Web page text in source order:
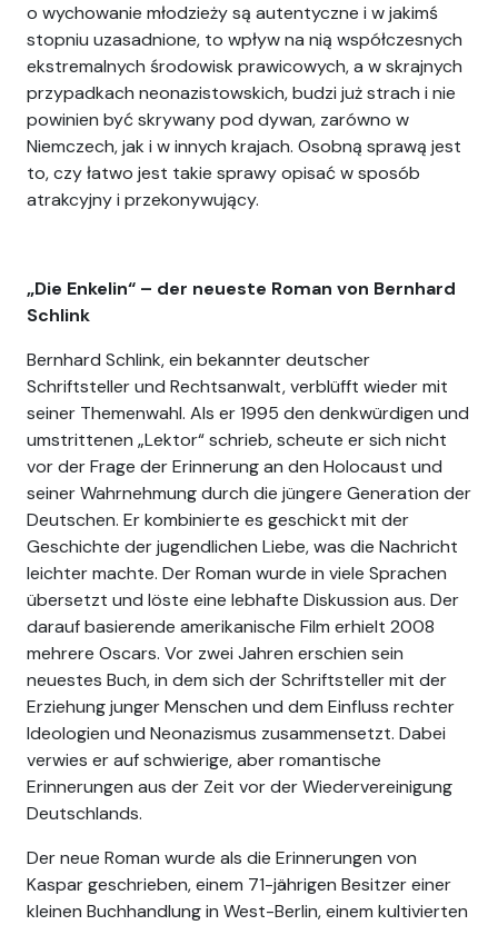
o wychowanie młodzieży są autentyczne i w jakimś
stopniu uzasadnione, to wpływ na nią współczesnych
ekstremalnych środowisk prawicowych, a w skrajnych
przypadkach neonazistowskich, budzi już strach i nie
powinien być skrywany pod dywan, zarówno w
Niemczech, jak i w innych krajach. Osobną sprawą jest
to, czy łatwo jest takie sprawy opisać w sposób
atrakcyjny i przekonywujący.
„Die Enkelin“ – der neueste Roman von Bernhard
Schlink
Bernhard Schlink, ein bekannter deutscher
Schriftsteller und Rechtsanwalt, verblüfft wieder mit
seiner Themenwahl. Als er 1995 den denkwürdigen und
umstrittenen „Lektor“ schrieb, scheute er sich nicht
vor der Frage der Erinnerung an den Holocaust und
seiner Wahrnehmung durch die jüngere Generation der
Deutschen. Er kombinierte es geschickt mit der
Geschichte der jugendlichen Liebe, was die Nachricht
leichter machte. Der Roman wurde in viele Sprachen
übersetzt und löste eine lebhafte Diskussion aus. Der
darauf basierende amerikanische Film erhielt 2008
mehrere Oscars. Vor zwei Jahren erschien sein
neuestes Buch, in dem sich der Schriftsteller mit der
Erziehung junger Menschen und dem Einfluss rechter
Ideologien und Neonazismus zusammensetzt. Dabei
verwies er auf schwierige, aber romantische
Erinnerungen aus der Zeit vor der Wiedervereinigung
Deutschlands.
Der neue Roman wurde als die Erinnerungen von
Kaspar geschrieben, einem 71-jährigen Besitzer einer
kleinen Buchhandlung in West-Berlin, einem kultivierten